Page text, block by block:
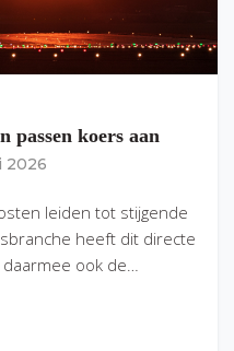
passen koers aan
2026
leiden tot stijgende
heeft dit directe
ook de…